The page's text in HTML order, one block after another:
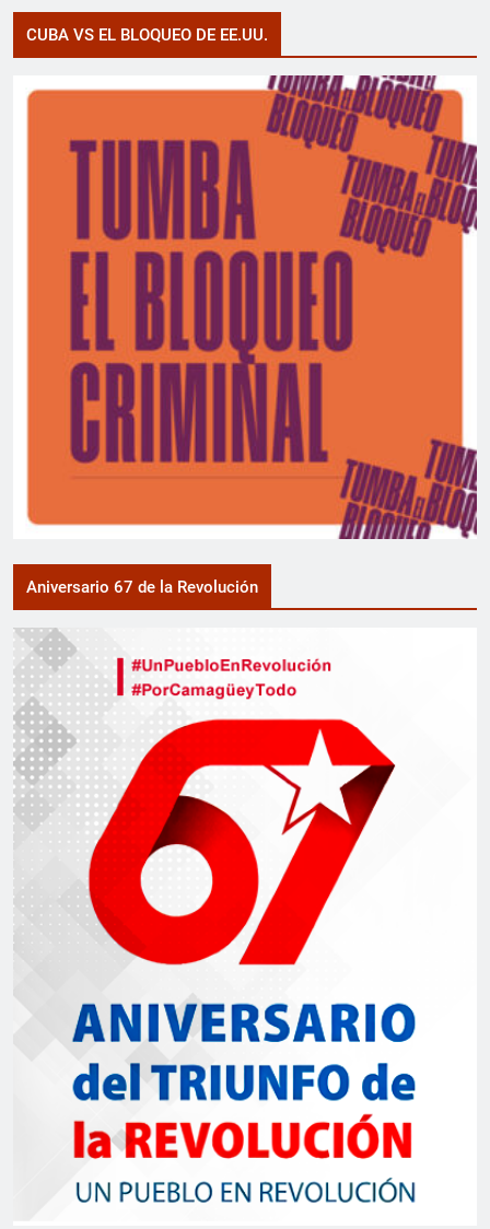
CUBA VS EL BLOQUEO DE EE.UU.
Aniversario 67 de la Revolución